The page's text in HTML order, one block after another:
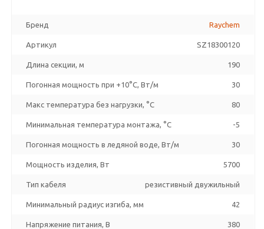
Бренд Raychem
Артикул SZ18300120
Длина секции, м 190
Погонная мощность при +10°С, Вт/м 30
Макс температура без нагрузки, °C 80
Минимальная температура монтажа, °C -5
Погонная мощность в ледяной воде, Вт/м 30
Мощность изделия, Вт 5700
Тип кабеля резистивный двужильный
Минимальный радиус изгиба, мм 42
Напряжение питания, В 380